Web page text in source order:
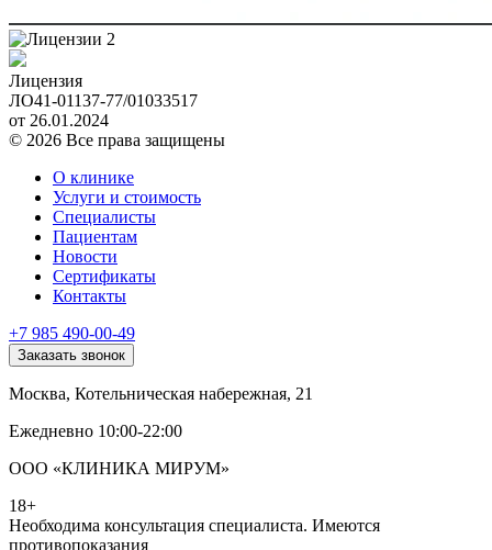
Лицензия
ЛО41-01137-77/01033517
от 26.01.2024
© 2026 Все права защищены
О клинике
Услуги и стоимость
Специалисты
Пациентам
Новости
Сертификаты
Контакты
+7 985 490-00-49
Заказать звонок
Москва, Котельническая набережная, 21
Ежедневно 10:00-22:00
ООО «КЛИНИКА МИРУМ»
18+
Необходима консультация специалиста. Имеются
противопоказания